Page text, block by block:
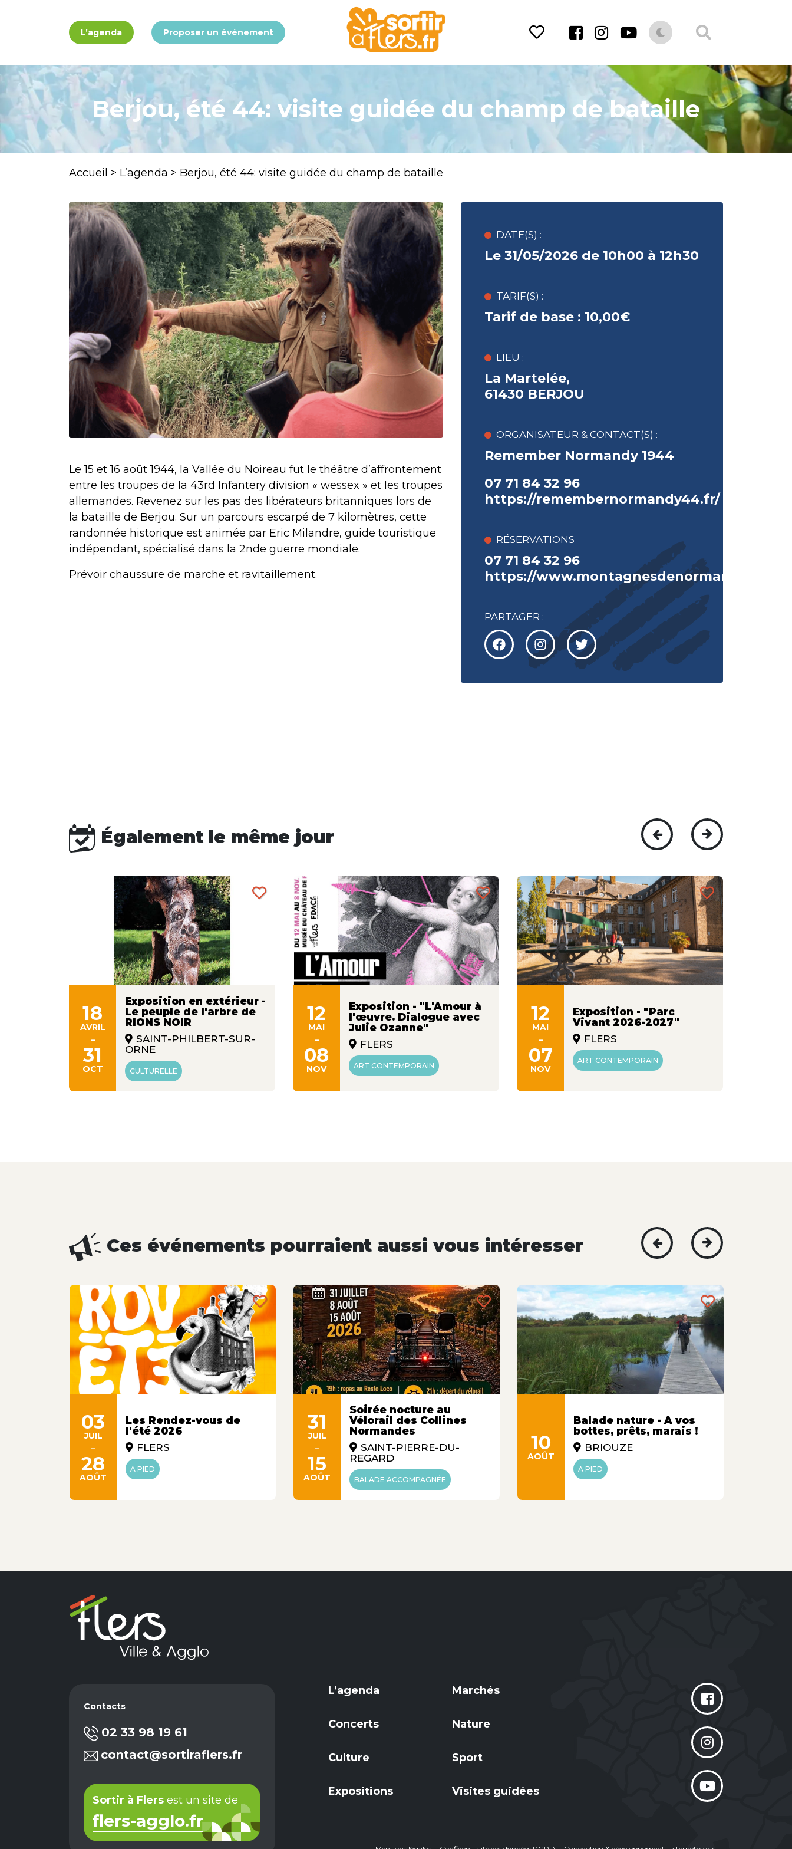
L’agenda Proposer un événement
Berjou, été 44: visite guidée du champ de bataille
Accueil > L’agenda > Berjou, été 44: visite guidée du champ de bataille
Le 15 et 16 août 1944, la Vallée du Noireau fut le théâtre d’affrontement
entre les troupes de la 43rd Infantery division « wessex » et les troupes
allemandes. Revenez sur les pas des libérateurs britanniques lors de
la bataille de Berjou. Sur un parcours escarpé de 7 kilomètres, cette
randonnée historique est animée par Eric Milandre, guide touristique
indépendant, spécialisé dans la 2nde guerre mondiale.
Prévoir chaussure de marche et ravitaillement.
DATE(S) :
Le 31/05/2026 de 10h00 à 12h30
TARIF(S) :
Tarif de base : 10,00€
LIEU :
La Martelée,
61430 BERJOU
ORGANISATEUR & CONTACT(S) :
Remember Normandy 1944
07 71 84 32 96
https://remembernormandy44.fr/
RÉSERVATIONS
07 71 84 32 96
https://www.montagnesdenormandie.fr
PARTAGER :
Également le même jour
18
AVRIL
-
31
OCT
Exposition en extérieur -
Le peuple de l'arbre de
RIONS NOIR
SAINT-PHILBERT-SUR-
ORNE
CULTURELLE
12
MAI
-
08
NOV
Exposition - "L'Amour à
l'œuvre. Dialogue avec
Julie Ozanne"
FLERS
ART CONTEMPORAIN
12
MAI
-
07
NOV
Exposition - "Parc
Vivant 2026-2027"
FLERS
ART CONTEMPORAIN
Ces événements pourraient aussi vous intéresser
03
JUIL
-
28
AOÛT
Les Rendez-vous de
l'été 2026
FLERS
A PIED
31
JUIL
-
15
AOÛT
Soirée nocture au
Vélorail des Collines
Normandes
SAINT-PIERRE-DU-
REGARD
BALADE ACCOMPAGNÉE
10
AOÛT
Balade nature - A vos
bottes, prêts, marais !
BRIOUZE
A PIED
Contacts
02 33 98 19 61
contact@sortiraflers.fr
Sortir à Flers est un site de
flers-agglo.fr
L’agenda
Concerts
Culture
Expositions
Marchés
Nature
Sport
Visites guidées